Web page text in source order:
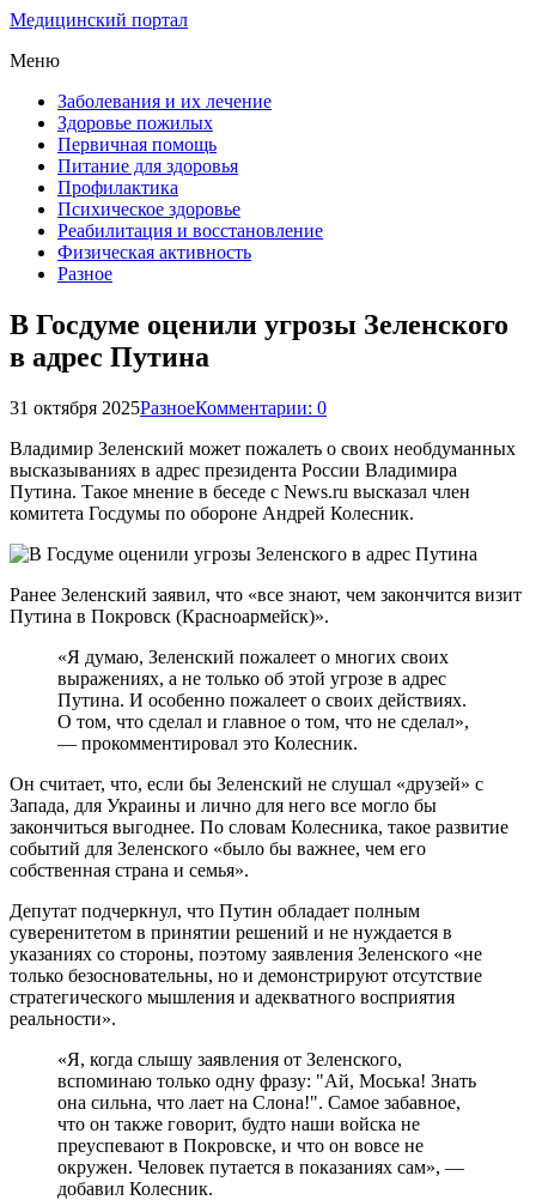
Медицинский портал
Меню
Заболевания и их лечение
Здоровье пожилых
Первичная помощь
Питание для здоровья
Профилактика
Психическое здоровье
Реабилитация и восстановление
Физическая активность
Разное
В Госдуме оценили угрозы Зеленского
в адрес Путина
31 октября 2025РазноеКомментарии: 0
Владимир Зеленский может пожалеть о своих необдуманных
высказываниях в адрес президента России Владимира
Путина. Такое мнение в беседе с News.ru высказал член
комитета Госдумы по обороне Андрей Колесник.
Ранее Зеленский заявил, что «все знают, чем закончится визит
Путина в Покровск (Красноармейск)».
«Я думаю, Зеленский пожалеет о многих своих
выражениях, а не только об этой угрозе в адрес
Путина. И особенно пожалеет о своих действиях.
О том, что сделал и главное о том, что не сделал»,
— прокомментировал это Колесник.
Он считает, что, если бы Зеленский не слушал «друзей» с
Запада, для Украины и лично для него все могло бы
закончиться выгоднее. По словам Колесника, такое развитие
событий для Зеленского «было бы важнее, чем его
собственная страна и семья».
Депутат подчеркнул, что Путин обладает полным
суверенитетом в принятии решений и не нуждается в
указаниях со стороны, поэтому заявления Зеленского «не
только безосновательны, но и демонстрируют отсутствие
стратегического мышления и адекватного восприятия
реальности».
«Я, когда слышу заявления от Зеленского,
вспоминаю только одну фразу: "Ай, Моська! Знать
она сильна, что лает на Слона!". Самое забавное,
что он также говорит, будто наши войска не
преуспевают в Покровске, и что он вовсе не
окружен. Человек путается в показаниях сам», —
добавил Колесник.